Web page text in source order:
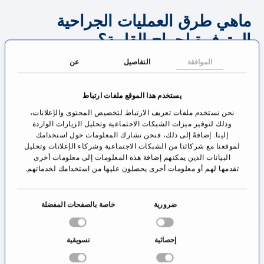
الموافقة التفاصيل عن
يستخدم هذا الموقع ملفات ارتباط
نحن نستخدم ملفات تعريف الارتباط لتخصيص المحتوى والإعلانات،
وذلك لتوفير ميزات الشبكات الاجتماعية وتحليل الزيارات الواردة
إلينا. إضافةً إلى ذلك، فنحن نشارك المعلومات حول استخدامك
لموقعنا مع شركائنا من الشبكات الاجتماعية وشركاء الإعلانات وتحليل
البيانات الذين يمكنهم إضافة هذه المعلومات إلى معلومات أخرى
تقدمها لهم أو معلومات أخرى يحصلون عليها من استخدامك لخدماتهم.
ضرورية خاصة بالصفحات المفضلة
إحصائية تسويقية
ماهي طرق العمليات الجراحية
المتوفرة لجراح القلبية؟
تتطور التكنولوجيا الطبية بشكل مستمر, حتى باتت بعض
جراحة بسيطة بمساعدة القسطرة ( زرع الصمام
بالقسطرة) أو من خلال شق صغير في منطقة الصدر
(عملية جراحية بسيطة لصمام القلب). هذه الطرق
الجراحية المبسطة تجعل هذه العمليات ممكنة حتى
بالنسبة لبعض المرضى الذين تكون العمليات الجراحية
محدودية عمل الرئة, العمر الكبير).
من أجل القيام ببعض العمليات بشكل آمن ومن دون